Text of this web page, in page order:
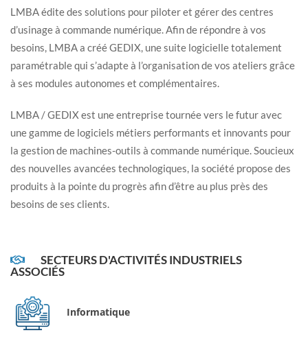
LMBA édite des solutions pour piloter et gérer des centres
d’usinage à commande numérique. Afin de répondre à vos
besoins, LMBA a créé GEDIX, une suite logicielle totalement
paramétrable qui s’adapte à l’organisation de vos ateliers grâce
à ses modules autonomes et complémentaires.
LMBA / GEDIX est une entreprise tournée vers le futur avec
une gamme de logiciels métiers performants et innovants pour
la gestion de machines-outils à commande numérique. Soucieux
des nouvelles avancées technologiques, la société propose des
produits à la pointe du progrès afin d’être au plus près des
besoins de ses clients.
SECTEURS D'ACTIVITÉS INDUSTRIELS
ASSOCIÉS
Informatique